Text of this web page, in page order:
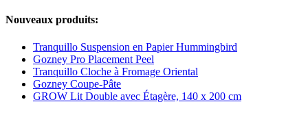
Nouveaux produits:
Tranquillo Suspension en Papier Hummingbird
Gozney Pro Placement Peel
Tranquillo Cloche à Fromage Oriental
Gozney Coupe-Pâte
GROW Lit Double avec Étagère, 140 x 200 cm